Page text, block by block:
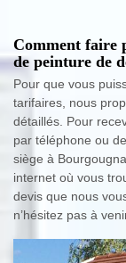
Comment faire
de peinture de
Pour que vous
tarifaires, nous
détaillés. Pour
par téléphone ou
siège à
internet où vous
devis que nous
n’hésitez pas à